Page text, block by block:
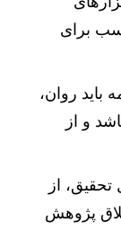
برای
باید روان،
و از
از
پژوهش